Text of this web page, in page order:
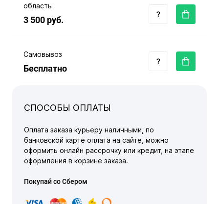
область
3 500 руб.
Самовывоз
Бесплатно
СПОСОБЫ ОПЛАТЫ
Оплата заказа курьеру наличными, по
банковской карте оплата на сайте, можно
оформить онлайн рассрочку или кредит, на этапе
оформления в корзине заказа.
Покупай со Сбером